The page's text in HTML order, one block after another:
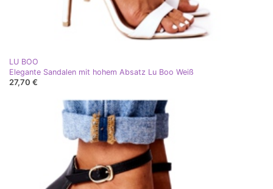
LU BOO
Elegante Sandalen mit hohem Absatz Lu Boo Weiß
27,70 €